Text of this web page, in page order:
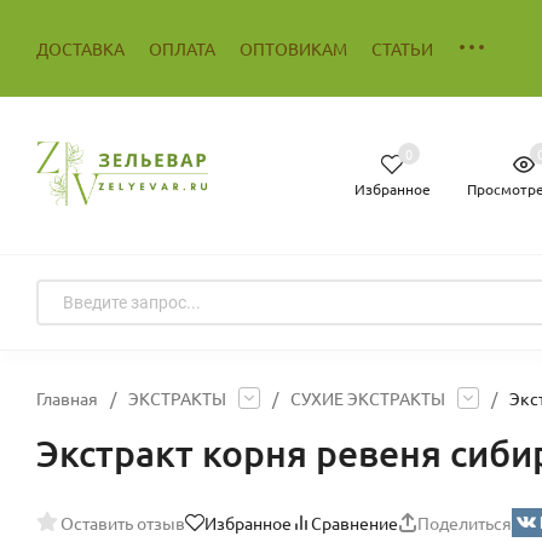
ДОСТАВКА ОПЛАТА ОПТОВИКАМ СТАТЬИ
Избранное
0
Главная / ЭКСТРАКТЫ / СУХИЕ ЭКСТРАКТЫ /
Экстракт корня ревеня
Оставить отзыв Избранное Сравнение Поделиться